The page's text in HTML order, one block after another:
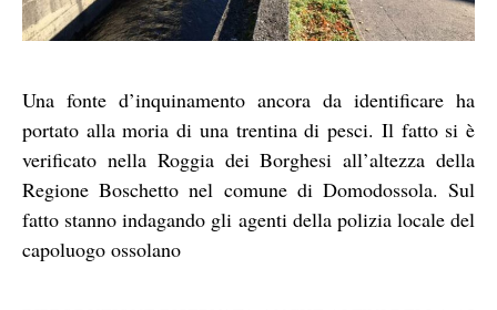
Una fonte d’inquinamento ancora da identificare ha
portato alla moria di una trentina di pesci. Il fatto si è
verificato nella Roggia dei Borghesi all’altezza della
Regione Boschetto nel comune di Domodossola. Sul
fatto stanno indagando gli agenti della polizia locale del
capoluogo ossolano